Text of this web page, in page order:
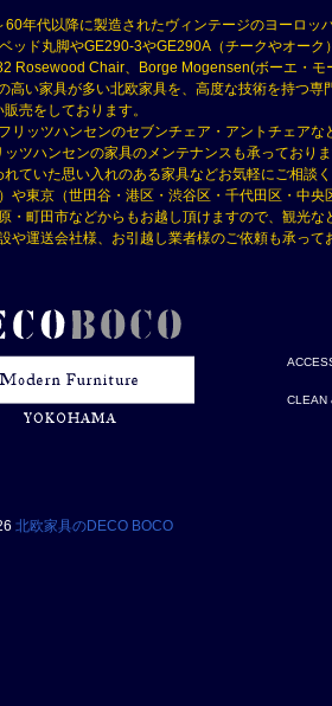
年代以降に製造されたヴィンテージのヨーロッ
ド丸脚やGE290-3やGE290A（チークやオー
Chair、Borge Mogensen(ボーエ・
い家具が多い北欧家具を、高度な技術を持つ
販売をしております。
ッツハンセンのセブンチェア・アントチェア
ツハンセンの家具のメンテナンスも承っておりま
ていた思い入れのある家具などお気軽にご相談く
東京（世田谷・港区・渋谷区・千代田区・中
町田市などからもお越し頂けますので、観光な
運送会社様、お引越し業者様のご依頼も承って
CLEAN
北欧家具のDECO BOCO